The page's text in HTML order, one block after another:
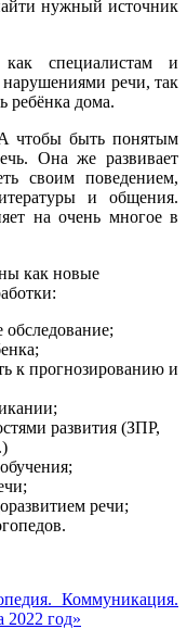
нужный источник
как специалистам и
речи, так
ребёнка дома.
чтобы быть понятым
Она же развивает
своим поведением,
и общения.
на очень многое в
как новые
обследование;
к прогнозированию и
развития (ЗПР,
речи;
Коммуникация.
2022 год»